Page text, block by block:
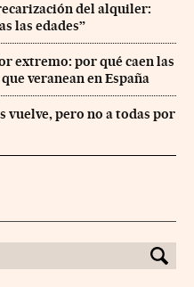
del alquiler:
las edades”
extremo: por qué caen las
veranean en España
vuelve, pero no a todas por